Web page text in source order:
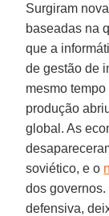
Surgiram
baseadas na
que a
de gestão de
mesmo
produção
global. As
soviético, e o
dos
defensiva,